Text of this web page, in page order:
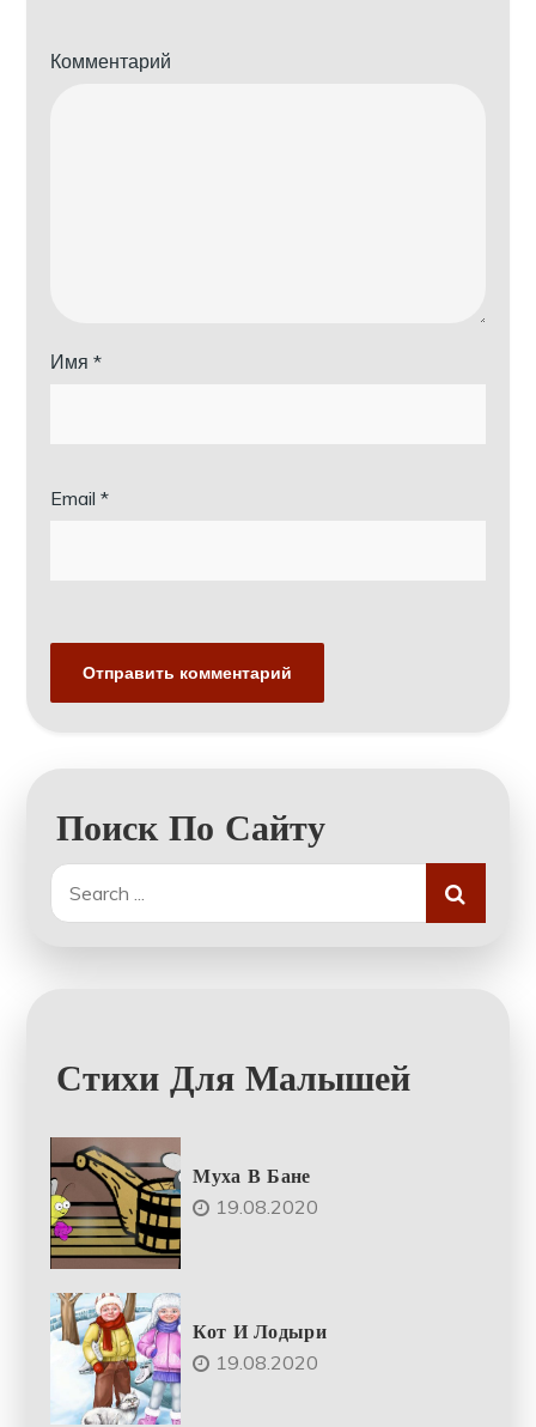
Комментарий
Имя*
Email*
Поиск По Сайту
Search
for:
Стихи Для Малышей
Муха В Бане
19.08.2020
Кот И Лодыри
19.08.2020